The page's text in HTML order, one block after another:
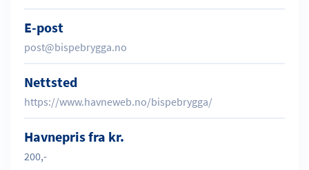
E-post
post@bispebrygga.no
Nettsted
https://www.havneweb.no/bispebrygga/
Havnepris fra kr.
200,-